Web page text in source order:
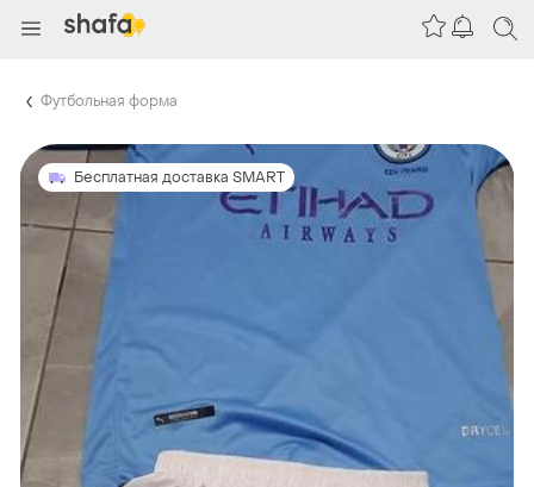
Футбольная форма
Бесплатная доставка SMART